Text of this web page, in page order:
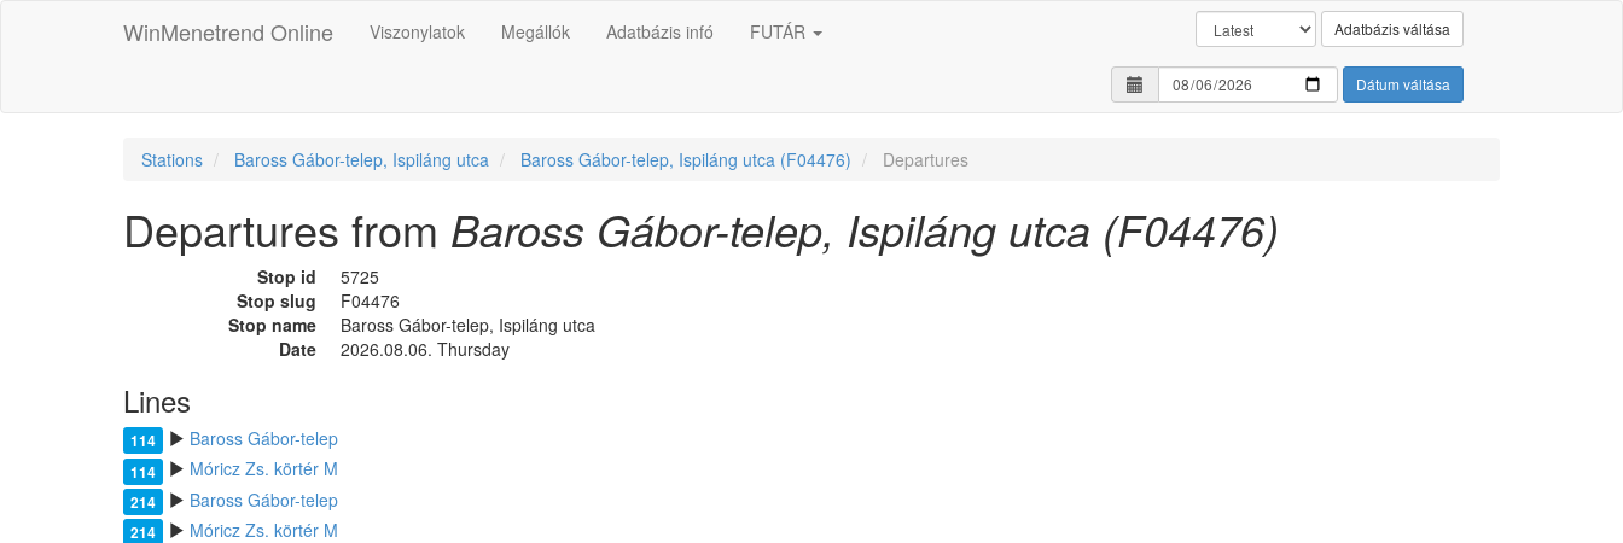
WinMenetrend Online Viszonylatok Megállók Adatbázis infó FUTÁR Adatbázis váltása
Dátum váltása
Stations Baross Gábor-telep, Ispiláng utca Baross Gábor-telep, Ispiláng utca (F04476) Departures
Departures from Baross Gábor-telep, Ispiláng utca (F04476)
Stop id
5725
Stop slug
F04476
Stop name
Baross Gábor-telep, Ispiláng utca
Date
2026.08.06. Thursday
Lines
114 Baross Gábor-telep
114 Móricz Zs. körtér M
214 Baross Gábor-telep
214 Móricz Zs. körtér M